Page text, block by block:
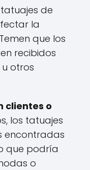
de
la
que los
recibidos
u otros
clientes o
los tatuajes
encontradas
que podría
o